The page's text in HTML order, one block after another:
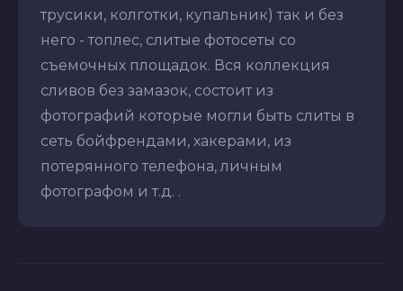
трусики, колготки, купальник) так и без
него - топлес, слитые фотосеты со
съемочных площадок. Вся коллекция
сливов без замазок, состоит из
фотографий которые могли быть слиты в
сеть бойфрендами, хакерами, из
потерянного телефона, личным
фотографом и т.д. .